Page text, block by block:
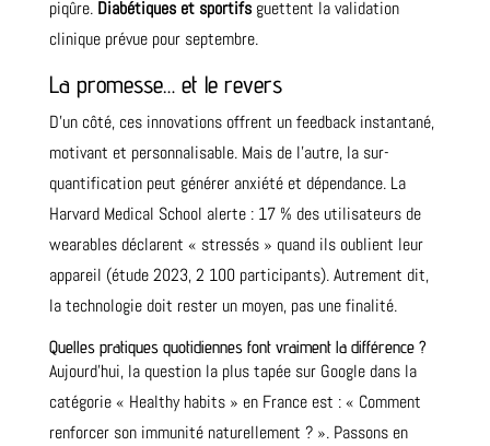
piqûre. Diabétiques et sportifsguettent la validation
clinique prévue pour septembre.
La promesse… et le revers
D’un côté, ces innovations offrent un feedback instantané,
motivant et personnalisable. Mais de l’autre, la sur-
quantification peut générer anxiété et dépendance. La
Harvard Medical School alerte : 17 % des utilisateurs de
wearables déclarent « stressés » quand ils oublient leur
appareil (étude 2023, 2 100 participants). Autrement dit,
la technologie doit rester un moyen, pas une finalité.
Quelles pratiques quotidiennes font vraiment la différence ?
Aujourd’hui, la question la plus tapée sur Google dans la
catégorie « Healthy habits » en France est : « Comment
renforcer son immunité naturellement ? ». Passons en